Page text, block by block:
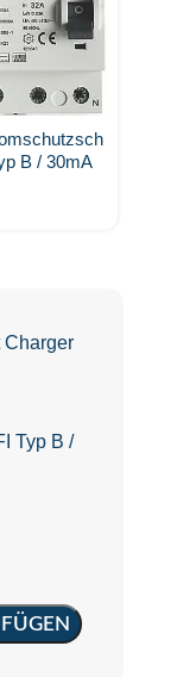
B / 30mA
Charger
Typ B /